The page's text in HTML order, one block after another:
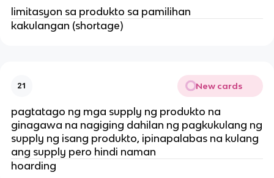
limitasyon sa produkto sa pamilihan
kakulangan (shortage)
21 New cards
pagtatago ng mga supply ng produkto na
ginagawa na nagiging dahilan ng pagkukulang ng
supply ng isang produkto, ipinapalabas na kulang
ang supply pero hindi naman
hoarding